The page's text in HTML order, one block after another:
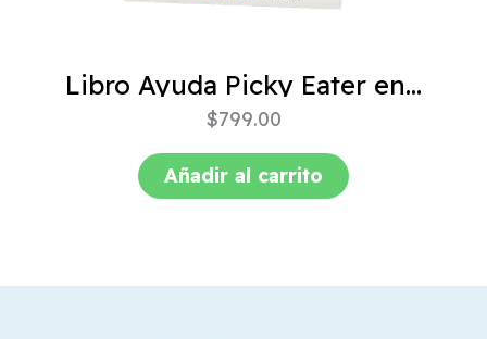
Libro Ayuda Picky Eater en casa
$799.00
Añadir al carrito